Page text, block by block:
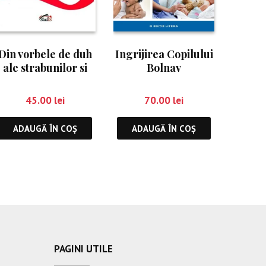
vorbele de duh
ale strabunilor si
constiinta cuantica
45.00 lei
ADAUGĂ ÎN COȘ
Ingrijirea Copilului
Bolnav
70.00 lei
ADAUGĂ ÎN COȘ
PAGINI UTILE